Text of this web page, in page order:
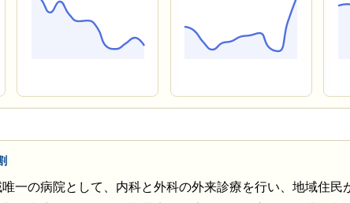
一の病院として、内科と外科の外来診療を行い、地域住民